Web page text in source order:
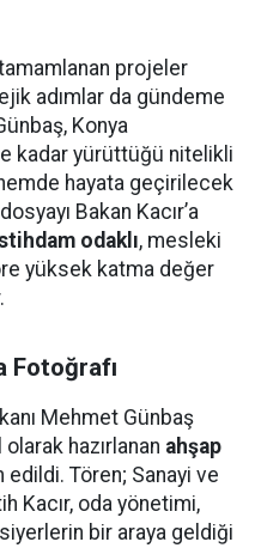
projeler
adımlar da gündeme
Konya
kadar yürüttüğü nitelikli
hayata geçirilecek
Bakan Kacır’a
odaklı, mesleki
yüksek katma değer
Fotoğrafı
Mehmet Günbaş
olarak hazırlanan ahşap
edildi. Tören; Sanayi ve
Kacır, oda yönetimi,
bir araya geldiği